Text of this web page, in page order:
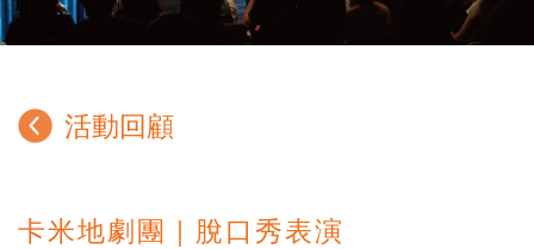
活動回顧
卡米地劇團 | 脫口秀表演